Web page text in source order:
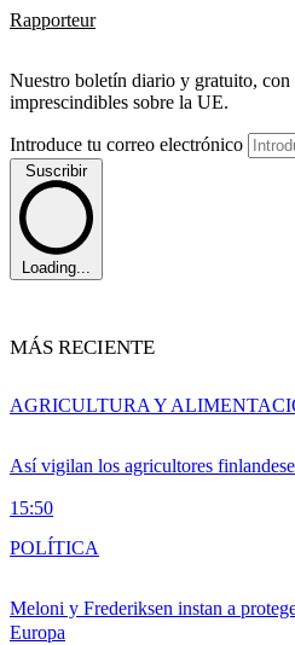
Rapporteur
Nuestro boletín diario y gratuito, con
imprescindibles sobre la UE.
Introduce tu correo electrónico
Suscribir
Loading...
MÁS RECIENTE
Así vigilan los agricultores
15:50
AGRICULTURA Y
Meloni y Frederiksen instan a
Europa
POLÍTICA